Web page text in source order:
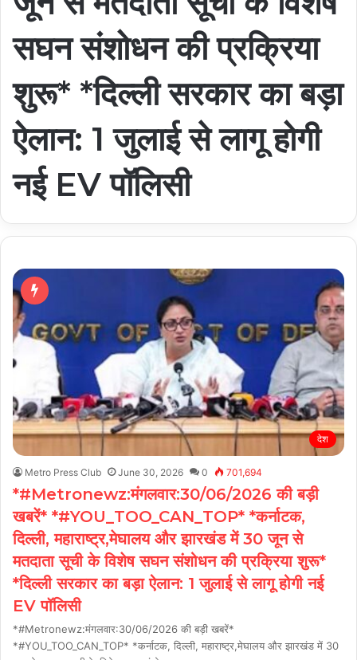
सघन संशोधन की प्रक्रिया
शुरू* *दिल्ली सरकार का बड़ा
ऐलान: 1 जुलाई से लागू होगी
नई EV पॉलिसी
देश
Metro Press Club June 30, 2026 0 701,694
*#Metronewz:मंगलवार:30/06/2026 की बड़ी
खबरें* *#YOU_TOO_CAN_TOP* *कर्नाटक,
दिल्ली, महाराष्ट्र,मेघालय और झारखंड में 30 जून से
मतदाता सूची के विशेष सघन संशोधन की प्रक्रिया शुरू*
*दिल्ली सरकार का बड़ा ऐलान: 1 जुलाई से लागू होगी नई
EV पॉलिसी
*#Metronewz:मंगलवार:30/06/2026 की बड़ी खबरें*
*#YOU_TOO_CAN_TOP* *कर्नाटक, दिल्ली, महाराष्ट्र,मेघालय और झारखंड में 30